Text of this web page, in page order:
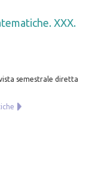
XXX.
semestrale diretta